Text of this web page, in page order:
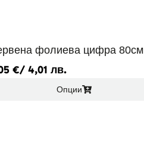
фолиева цифра 80см
€/ 4,01 лв.
Опции